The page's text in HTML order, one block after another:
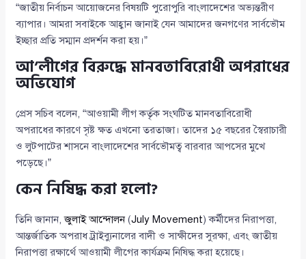
“জাতীয় নির্বাচন আয়োজনের বিষয়টি পুরোপুরি বাংলাদেশের অভ্যন্তরীণ
ব্যাপার। আমরা সবাইকে আহ্বান জানাই যেন আমাদের জনগণের সার্বভৌম
ইচ্ছার প্রতি সম্মান প্রদর্শন করা হয়।”
আ’লীগের বিরুদ্ধে মানবতাবিরোধী অপরাধের
অভিযোগ
প্রেস সচিব বলেন, “আওয়ামী লীগ কর্তৃক সংঘটিত মানবতাবিরোধী
অপরাধের কারণে সৃষ্ট ক্ষত এখনো তরতাজা। তাদের ১৫ বছরের স্বৈরাচারী
ও লুটপাটের শাসনে বাংলাদেশের সার্বভৌমত্ব বারবার আপসের মুখে
পড়েছে।”
কেন নিষিদ্ধ করা হলো?
তিনি জানান,জুলাই আন্দোলন(July Movement) কর্মীদের নিরাপত্তা,
আন্তর্জাতিক অপরাধ ট্রাইব্যুনালের বাদী ও সাক্ষীদের সুরক্ষা, এবং জাতীয়
নিরাপত্তা রক্ষার্থে আওয়ামী লীগের কার্যক্রম নিষিদ্ধ করা হয়েছে।